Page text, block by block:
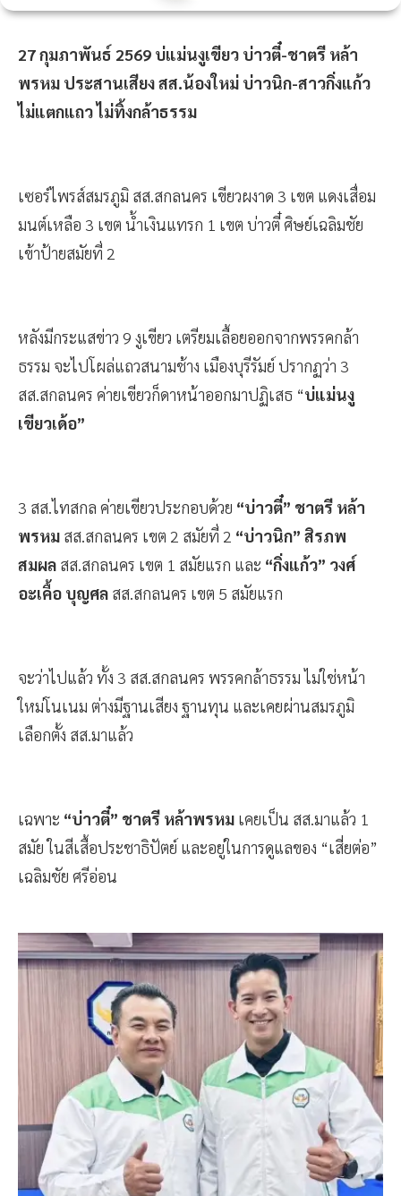
27 กุมภาพันธ์ 2569 บ่แม่นงูเขียว บ่าวตี๋-ชาตรี หล้า
พรหม ประสานเสียง สส.น้องใหม่ บ่าวนิก-สาวกิ่งแก้ว
ไม่แตกแถว ไม่ทิ้งกล้าธรรม
เซอร์ไพรส์สมรภูมิ สส.สกลนคร เขียวผงาด 3 เขต แดงเสื่อม
มนต์เหลือ 3 เขต น้ำเงินแทรก 1 เขต บ่าวตี๋ ศิษย์เฉลิมชัย
เข้าป้ายสมัยที่ 2
หลังมีกระแสข่าว 9 งูเขียว เตรียมเลื้อยออกจากพรรคกล้า
ธรรม จะไปโผล่แถวสนามช้าง เมืองบุรีรัมย์ ปรากฏว่า 3
สส.สกลนคร ค่ายเขียวก็ดาหน้าออกมาปฏิเสธ “บ่แม่นงู
เขียวเด้อ”
3 สส.ไทสกล ค่ายเขียวประกอบด้วย “บ่าวตี๋” ชาตรี หล้า
พรหม สส.สกลนคร เขต 2 สมัยที่ 2 “บ่าวนิก” สิรภพ
สมผล สส.สกลนคร เขต 1 สมัยแรก และ “กิ่งแก้ว” วงศ์
อะเคื้อ บุญศล สส.สกลนคร เขต 5 สมัยแรก
จะว่าไปแล้ว ทั้ง 3 สส.สกลนคร พรรคกล้าธรรม ไม่ใช่หน้า
ใหม่โนเนม ต่างมีฐานเสียง ฐานทุน และเคยผ่านสมรภูมิ
เลือกตั้ง สส.มาแล้ว
เฉพาะ “บ่าวตี๋” ชาตรี หล้าพรหม เคยเป็น สส.มาแล้ว 1
สมัย ในสีเสื้อประชาธิปัตย์ และอยู่ในการดูแลของ “เสี่ยต่อ”
เฉลิมชัย ศรีอ่อน